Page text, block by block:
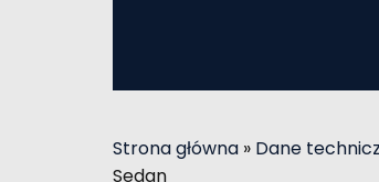
Strona główna » Dane
Sedan